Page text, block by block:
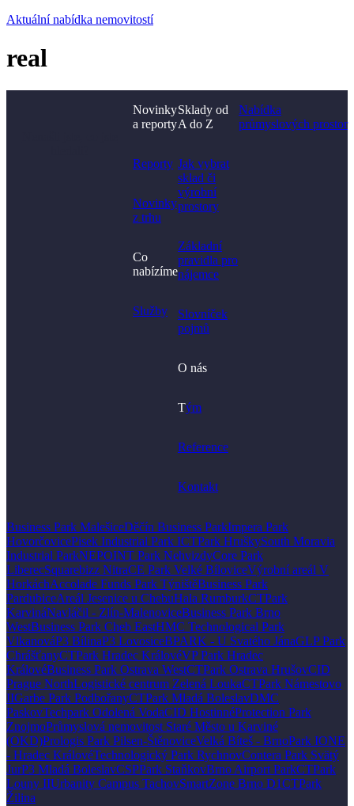
Aktuální nabídka nemovitostí
real
Novinky
a reporty
Reporty
Novinky
z trhu
Co
nabízíme
Služby
Sklady od
A do Z
Jak vybrat
sklad či
výrobní
prostory​
Základní
pravidla pro
nájemce
Slovníček
pojmů
O nás
Tým
Reference
Kontakt
Nabídka
průmyslových prostor
Business Park MalešiceDěčín Business ParkImpera Park
HovorčovicePisek Industrial Park ICTPark HruškySouth Moravia
Industrial ParkNEPOINT Park NehvizdyCore Park
LiberecSquarebizz NitraCE Park Velké BíloviceVýrobní areál V
HorkáchAccolade Funds Park TýništěBusiness Park
PardubiceAreál Jesenice u ChebuHala RumburkCTPark
KarvináNavláčil - Zlín-MalenoviceBusiness Park Brno
WestBusiness Park Cheb EastHMC Technological Park
VlkanováP3 BílinaP3 LovosiceBPARK - U Svatého JánaGLP Park
ChrášťanyCTPark Hradec KrálovéVP Park Hradec
KrálovéBusiness Park Ostrava WestCTPark Ostrava HrušovCID
Prague NorthLogistické centrum Zelená LoukaCTPark Námestovo
IIGarbe Park PodbořanyCTPark Mladá BoleslavDMC
PaskovTechpark Odolená VodaCID HostinnéProtection Park
ZnojmoPrůmyslová nemovitost Staré Město u Karviné
(OKD)Prologis Park Pilsen-ŠtěnoviceVelká Bíteš - BrnoPark IONE
- Hradec KrálovéTechnologický Park RychnovContera Park Svätý
JurP3 Mladá BoleslavCSPPark StaňkovBrno Airport ParkCTPark
Louny IIUrbanity Campus TachovSmartZone Brno D1CTPark
Žilina